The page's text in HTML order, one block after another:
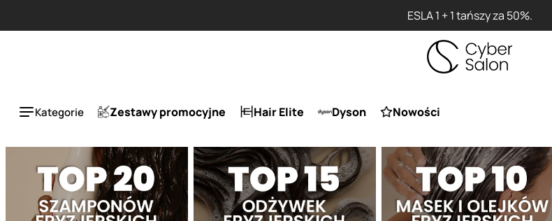
ESLA 1 + 1 tańszy za 50%.
Kategorie Zestawy promocyjne Hair Elite Dyson Nowości